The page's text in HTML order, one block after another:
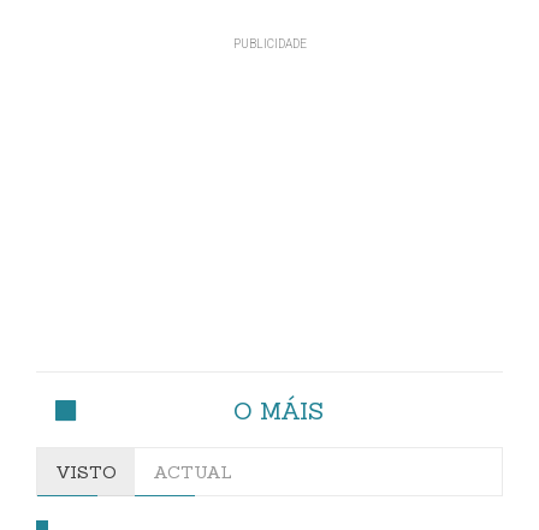
O MÁIS
VISTO ACTUAL